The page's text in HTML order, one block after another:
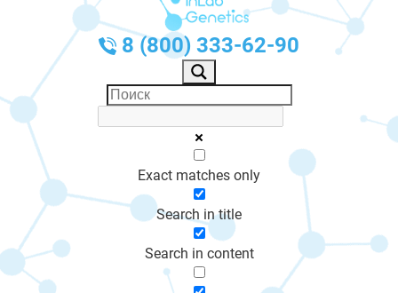
8 (800) 333-62-90
Exact matches only
Search in title
Search in content